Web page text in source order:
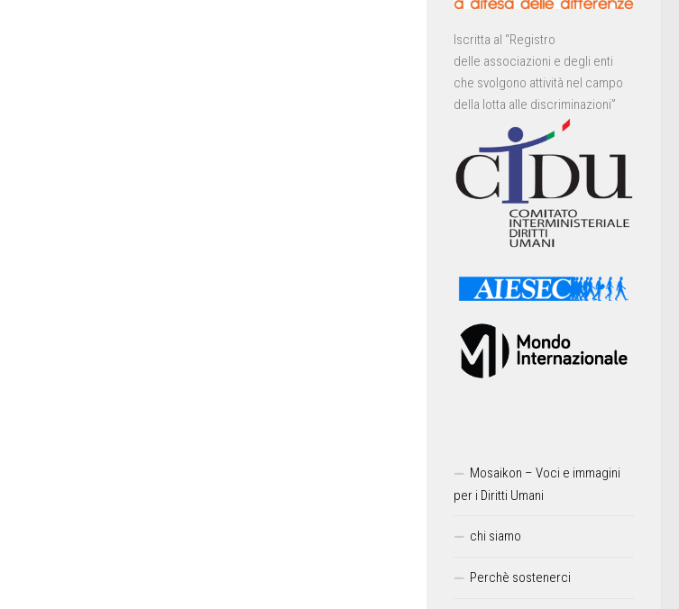
Iscritta al “Registro
delle associazioni e degli enti
che svolgono attività nel campo
della lotta alle discriminazioni”
Mosaikon – Voci e immagini
per i Diritti Umani
chi siamo
Perchè sostenerci